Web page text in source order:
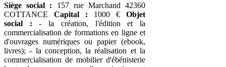
Siège social : 157 rue Marchand 42360
COTTANCE Capital : 1000 € Objet
social : - la création, l'édition et la
commercialisation de formations en ligne et
d'ouvrages numériques ou papier (ebook,
livres); - la conception, la réalisation et la
commercialisation de mobilier d'ébénisterie